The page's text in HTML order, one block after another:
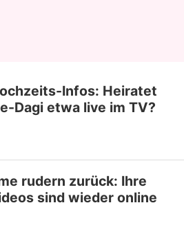
Infos: Heiratet
Dagi etwa live im TV?
rudern zurück: Ihre
sind wieder online